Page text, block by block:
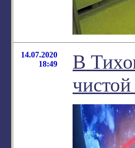
14.07.2020
18:49
В